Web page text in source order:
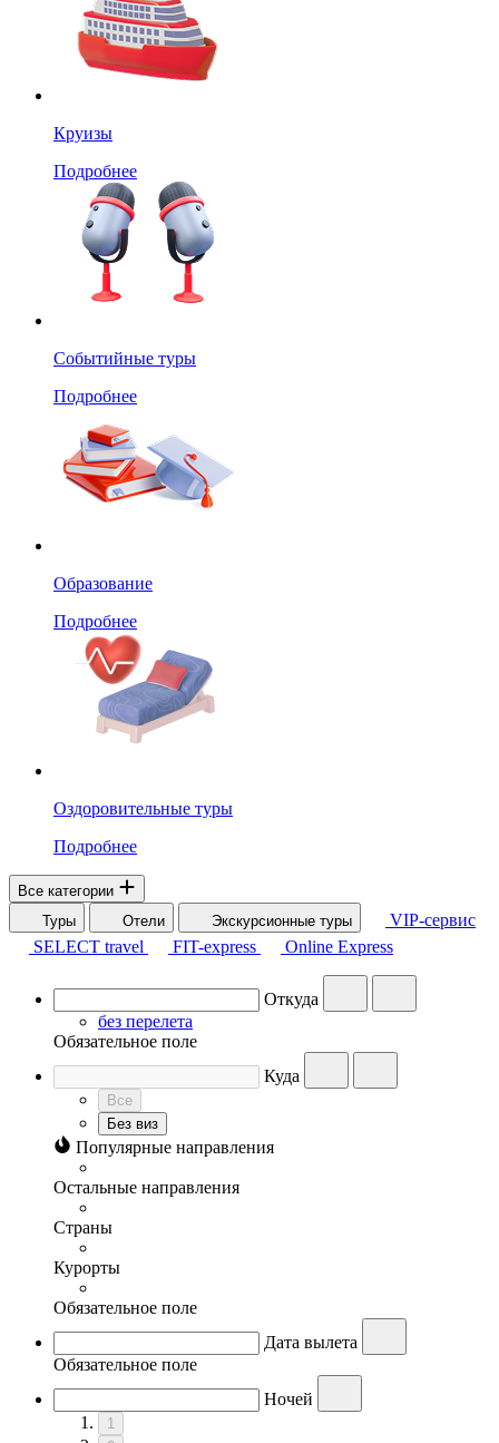
Круизы
Подробнее
Событийные туры
Подробнее
Образование
Подробнее
Оздоровительные туры
Подробнее
Все категории
Туры
Отели Экскурсионные туры
VIP-сервис
SELECT travel
FIT-express Online Express
Откуда
без перелета
Обязательное поле
Куда
Все
Без виз
Популярные направления
Остальные направления
Страны
Курорты
Обязательное поле
Дата вылета
Обязательное поле
Ночей
1